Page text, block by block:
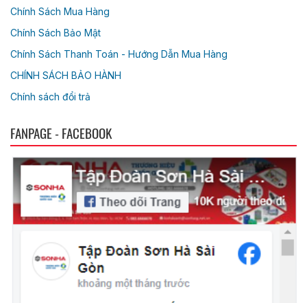
Chính Sách Mua Hàng
Chính Sách Bảo Mật
Chính Sách Thanh Toán - Hướng Dẫn Mua Hàng
CHÍNH SÁCH BẢO HÀNH
Chính sách đổi trả
FANPAGE - FACEBOOK